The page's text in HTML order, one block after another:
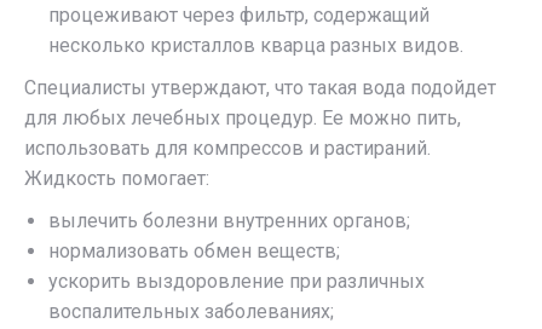
процеживают через фильтр, содержащий
несколько кристаллов кварца разных видов.
Специалисты утверждают, что такая вода подойдет
для любых лечебных процедур. Ее можно пить,
использовать для компрессов и растираний.
Жидкость помогает:
вылечить болезни внутренних органов;
нормализовать обмен веществ;
ускорить выздоровление при различных
воспалительных заболеваниях;